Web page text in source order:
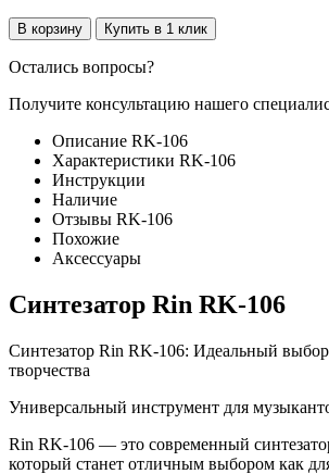
В корзину Купить в 1 клик
Остались вопросы?
Получите консультацию нашего
Описание RK-106
Характеристики RK-106
Инструкции
Наличие
Отзывы RK-106
Похожие
Аксессуары
Синтезатор Rin RK-106
Синтезатор Rin RK-106: Идеальный
творчества
Универсальный инструмент для
Rin RK-106 — это современный
который станет отличным выбором как